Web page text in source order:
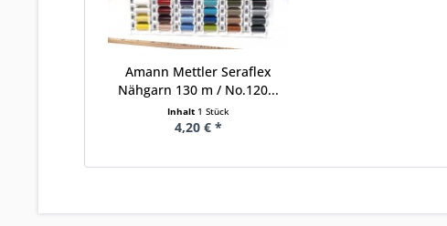
Amann Mettler Seraflex
Nähgarn 130 m / No.120...
Inhalt 1 Stück
4,20 € *